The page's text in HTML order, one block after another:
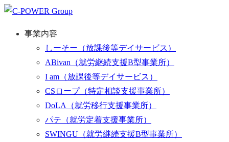
事業内容
しーそー （放課後等デイサービス）
ABivan （就労継続支援B型事業所）
I am （放課後等デイサービス）
CSロープ（特定相談支援事業所）
DoLA
（就労移行支援事業所）
パテ （就労定着支援事業所）
SWINGU （就労継続支援B型事業所）